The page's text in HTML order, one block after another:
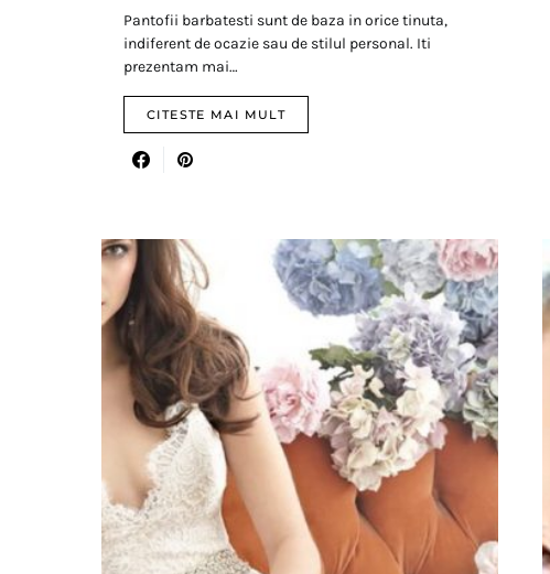
Pantofii barbatesti sunt de baza in orice tinuta,
indiferent de ocazie sau de stilul personal. Iti
prezentam mai…
CITESTE MAI MULT